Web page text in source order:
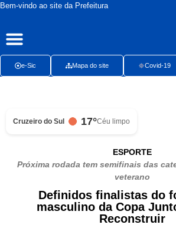
Bem-vindo ao site da Prefeitura
e-Sic Mapa do site Covid-19
Cruzeiro do Sul 17°Céu limpo
ESPORTE
Próxima rodada tem semifinais das
veterano
Definidos finalistas do
masculino da Copa
Reconstruir